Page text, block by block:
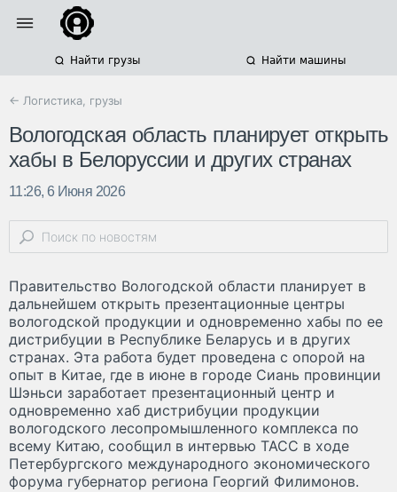
Найти грузы Найти машины
← Логистика, грузы
Вологодская область планирует открыть
хабы в Белоруссии и других странах
11:26, 6 Июня 2026
Правительство Вологодской области планирует в
дальнейшем открыть презентационные центры
вологодской продукции и одновременно хабы по ее
дистрибуции в Республике Беларусь и в других
странах. Эта работа будет проведена с опорой на
опыт в Китае, где в июне в городе Сиань провинции
Шэньси заработает презентационный центр и
одновременно хаб дистрибуции продукции
вологодского лесопромышленного комплекса по
всему Китаю, сообщил в интервью ТАСС в ходе
Петербургского международного экономического
форума губернатор региона Георгий Филимонов.